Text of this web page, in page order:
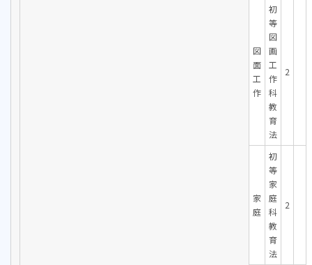
図
面
工
作
初
等
図
画
工
作
科
教
育
法
2
家
庭
初
等
家
庭
科
教
育
法
2